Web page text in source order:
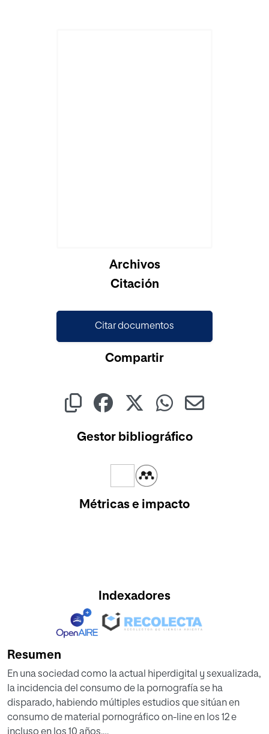
Cargando...Archivos
Citación
Citar documentos
Compartir
Gestor bibliográfico
Métricas e impacto
Indexadores
Resumen
En una sociedad como la actual hiperdigital y sexualizada,
la incidencia del consumo de la pornografía se ha
disparado, habiendo múltiples estudios que sitúan en
consumo de material pornográfico on-line en los 12 e